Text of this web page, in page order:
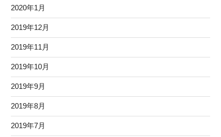
2020年1月
2019年12月
2019年11月
2019年10月
2019年9月
2019年8月
2019年7月